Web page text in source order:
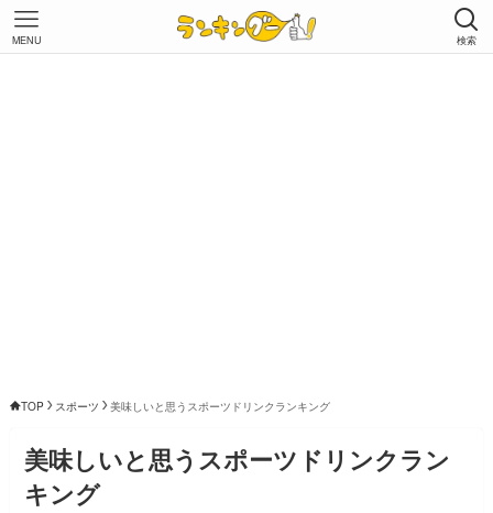
検索
MENU
TOP スポーツ 美味しいと思うスポーツドリンクランキング
美味しいと思うスポーツドリンクラン
キング